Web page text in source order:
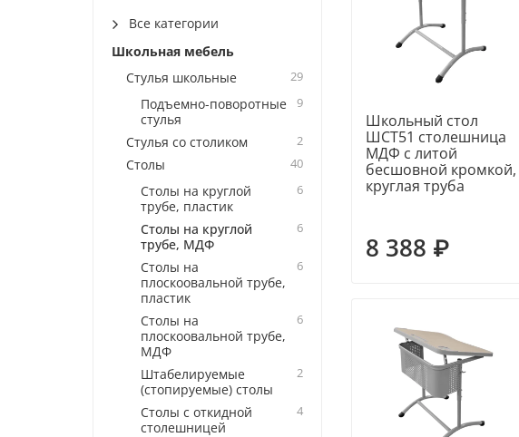
Школьный стол
ШСТ51 столешница
МДФ с литой
бесшовной кромкой,
круглая труба
8 388 ₽
Все категории
Школьная мебель
Стулья школьные
29
Подъемно-поворотные
стулья
9
Стулья со столиком 2
Столы 40
Столы на круглой
трубе, пластик
6
Столы на круглой
трубе, МДФ
6
Столы на
плоскоовальной трубе,
пластик
6
Столы на
плоскоовальной трубе,
МДФ
6
Штабелируемые
(стопируемые) столы
2
Столы с откидной
столешницей
4